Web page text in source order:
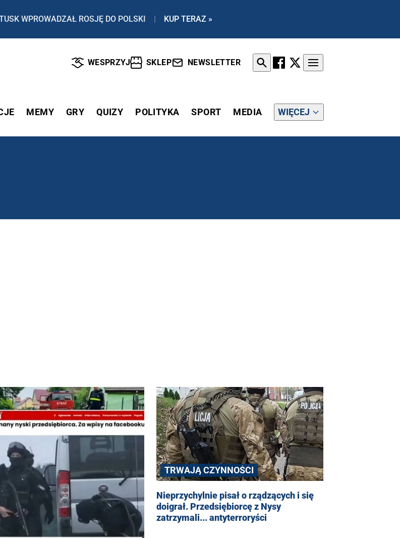
WPROWADZAŁ ROSJĘ DO POLSKI | KUP TERAZ »
WESPRZYJ SKLEP NEWSLETTER
MEMY GRY QUIZY POLITYKA SPORT MEDIA WIĘCEJ
TRWAJĄ CZYNNOŚCI
Nieprzychylnie pisał o rządzących i się
doigrał. Przedsiębiorcę z Nysy
zatrzymali... antyterroryści